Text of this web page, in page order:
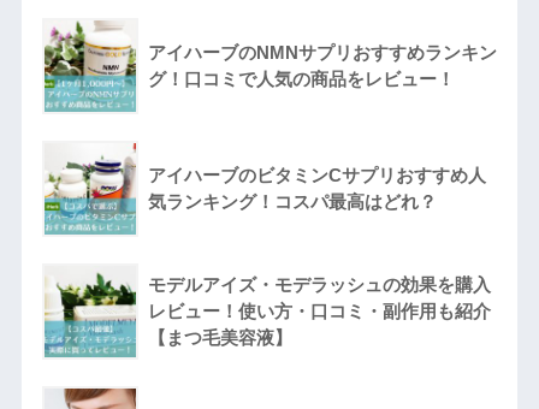
アイハーブのNMNサプリおすすめランキン
グ！口コミで人気の商品をレビュー！
アイハーブのビタミンCサプリおすすめ人
気ランキング！コスパ最高はどれ？
モデルアイズ・モデラッシュの効果を購入
レビュー！使い方・口コミ・副作用も紹介
【まつ毛美容液】